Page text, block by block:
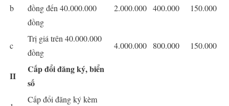
b
đồng đến 40.000.000
đồng
2.000.000 400.000 150.000
c
Trị giá trên 40.000.000
đồng
4.000.000 800.000 150.000
II
Cấp đổi đăng ký, biển
số
Cấp đổi đăng ký kèm